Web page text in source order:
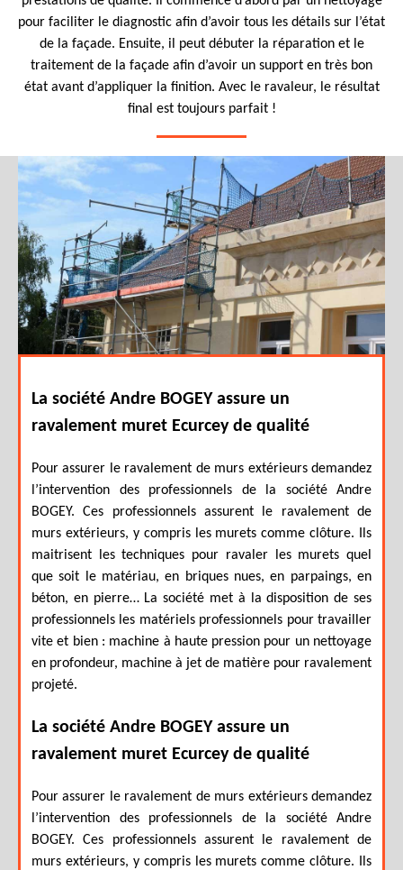
pour faciliter le diagnostic afin d’avoir tous les détails sur l’état
de la façade. Ensuite, il peut débuter la réparation et le
traitement de la façade afin d’avoir un support en très bon
état avant d’appliquer la finition. Avec le ravaleur, le résultat
final est toujours parfait !
La société Andre BOGEY assure un
ravalement muret Ecurcey de qualité
Pour assurer le ravalement de murs extérieurs demandez
l’intervention des professionnels de la société Andre
BOGEY. Ces professionnels assurent le ravalement de
murs extérieurs, y compris les murets comme clôture. Ils
maitrisent les techniques pour ravaler les murets quel
que soit le matériau, en briques nues, en parpaings, en
béton, en pierre… La société met à la disposition de ses
professionnels les matériels professionnels pour travailler
vite et bien : machine à haute pression pour un nettoyage
en profondeur, machine à jet de matière pour ravalement
projeté.
La société Andre BOGEY assure un
ravalement muret Ecurcey de qualité
Pour assurer le ravalement de murs extérieurs demandez
l’intervention des professionnels de la société Andre
BOGEY. Ces professionnels assurent le ravalement de
murs extérieurs, y compris les murets comme clôture. Ils